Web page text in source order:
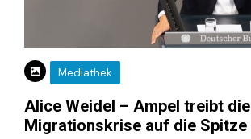
Mediathek
Alice Weidel – Ampel treibt die
Migrationskrise auf die Spitze